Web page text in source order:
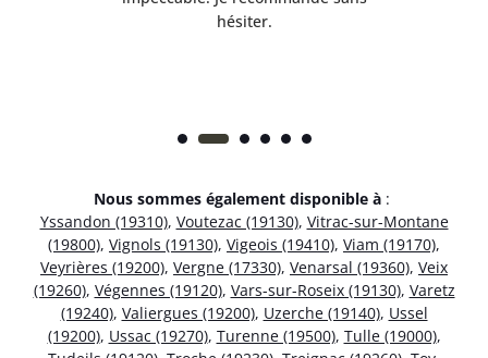
hésiter.
Nous sommes également disponible à :
Yssandon (19310), Voutezac (19130), Vitrac-sur-Montane
(19800), Vignols (19130), Vigeois (19410), Viam (19170),
Veyrières (19200), Vergne (17330), Venarsal (19360), Veix
(19260), Végennes (19120), Vars-sur-Roseix (19130), Varetz
(19240), Valiergues (19200), Uzerche (19140), Ussel
(19200), Ussac (19270), Turenne (19500), Tulle (19000),